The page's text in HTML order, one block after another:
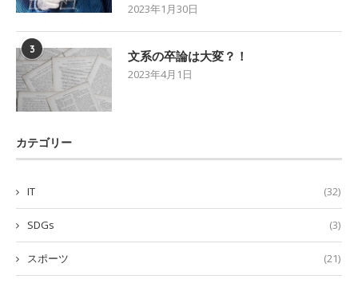
2023年1月30日
3 文系の卒論は大変？！
2023年4月1日
カテゴリー
IT (32)
SDGs (3)
スポーツ (21)